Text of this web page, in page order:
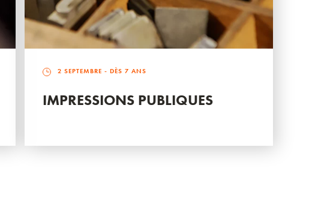
2 SEPTEMBRE - DÈS 7 ANS
IMPRESSIONS PUBLIQUES